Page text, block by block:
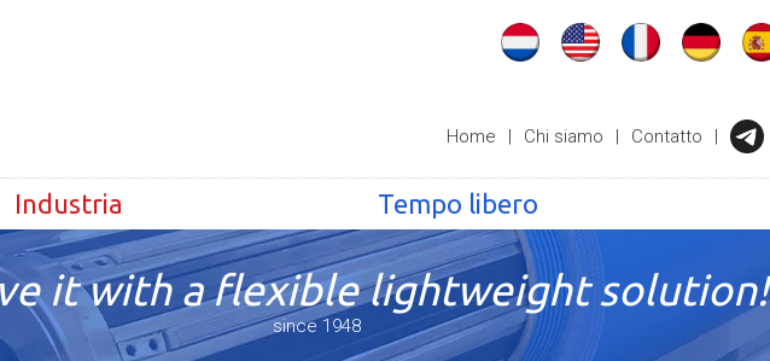
Home | Chi siamo | Contatto |
Industria Tempo libero
it with a flexible lightweight solution!
since 1948